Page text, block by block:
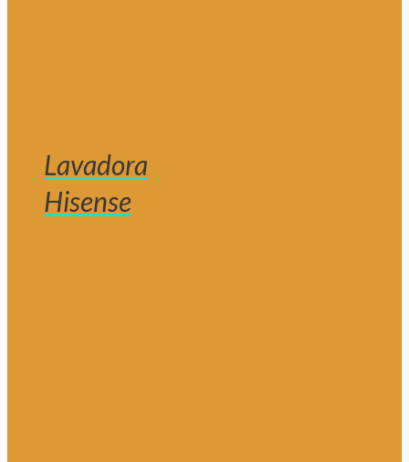
Lavadora
Hisense